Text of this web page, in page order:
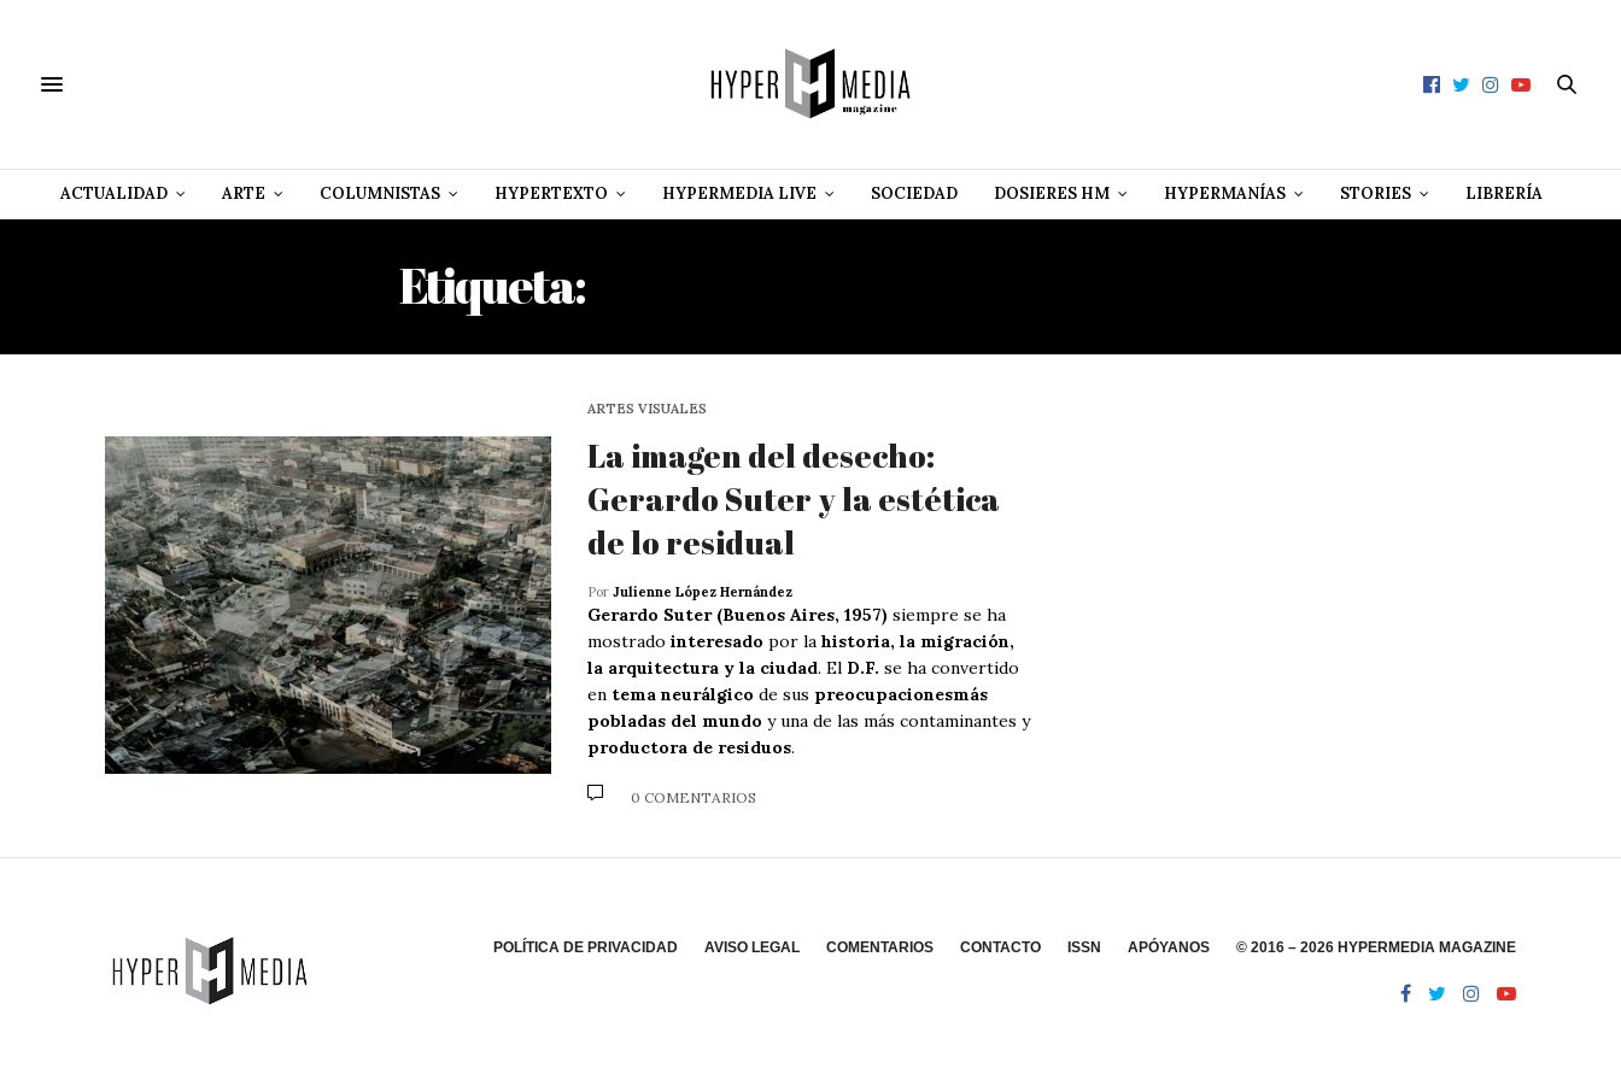
ACTUALIDAD ARTE COLUMNISTAS HYPERTEXTO HYPERMEDIA LIVE SOCIEDAD DOSIERES HM HYPERMANÍAS STORIES LIBRERÍA
Etiqueta:
ARTES VISUALES
La imagen del desecho:
Gerardo Suter y la estética
de lo residual
Por Julienne López Hernández
Gerardo Suter (Buenos Aires, 1957) siempre se ha
mostrado interesado por la historia, la migración,
la arquitectura y la ciudad. El D.F. se ha convertido
en tema neurálgico de sus preocupacionesmás
pobladas del mundo y una de las más contaminantes y
productora de residuos.
0 COMENTARIOS
POLÍTICA DE PRIVACIDAD AVISO LEGAL COMENTARIOS CONTACTO ISSN APÓYANOS © 2016 – 2026 HYPERMEDIA MAGAZINE